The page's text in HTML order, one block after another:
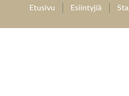
Etusivu Esiintyjiä